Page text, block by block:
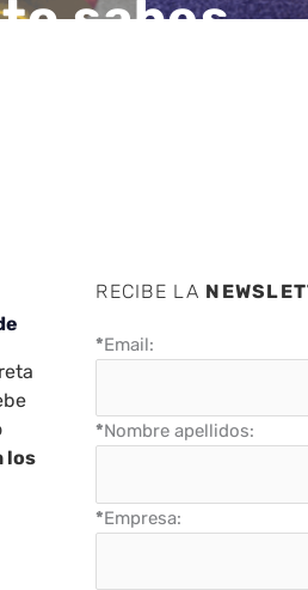
sabes
los
RECIBE LA
*Email:
*Nombre apellidos:
*Empresa: